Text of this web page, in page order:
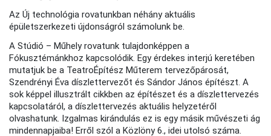
Az Új technológia rovatunkban néhány aktuális
épületszerkezeti újdonságról számolunk be.
A Stúdió – Műhely rovatunk tulajdonképpen a
Fókusztémánkhoz kapcsolódik. Egy érdekes interjú keretében
mutatjuk be a TeatroÉpítész Műterem tervezőpárosát,
Szendrényi Éva díszlettervezőt és Sándor János építészt. A
sok képpel illusztrált cikkben az építészet és a díszlettervezés
kapcsolatáról, a díszlettervezés aktuális helyzetéről
olvashatunk. Izgalmas kirándulás ez is egy másik művészeti ág
mindennapjaiba! Erről szól a Közlöny 6., idei utolsó száma.